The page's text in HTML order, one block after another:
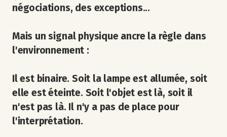
négociations, des exceptions...
Mais un signal physique ancre la règle dans
l'environnement :
Il est binaire. Soit la lampe est allumée, soit
elle est éteinte. Soit l'objet est là, soit il
n'est pas là. Il n'y a pas de place pour
l'interprétation.